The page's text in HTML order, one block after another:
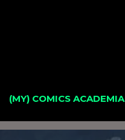
(MY) COMICS ACADEMIA